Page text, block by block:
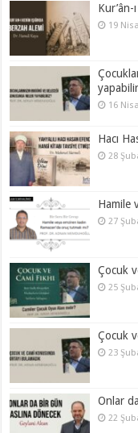
Kur’ân-
19
16
Hacı
28
Hamile
27
Çocuk
25
Çocuk
23
Onlar
22